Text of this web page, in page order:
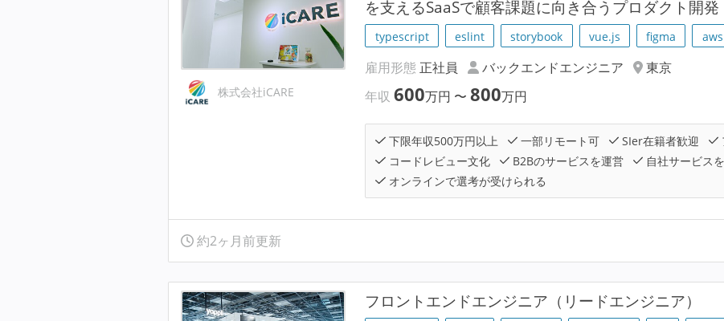
株式会社iCARE
を支えるSaaSで顧客課題に向き合うプロダクト開発
typescript eslint storybook vue.js figma aws
雇用形態 正社員 バックエンドエンジニア
東京
年収600万円 〜800万円
下限年収500万円以上 一部リモート可 SIer在籍者歓迎
コードレビュー文化
B2Bのサービスを運営 自社サービス
オンラインで選考が受けられる
約2ヶ月前更新
フロントエンドエンジニア（リードエンジニア）